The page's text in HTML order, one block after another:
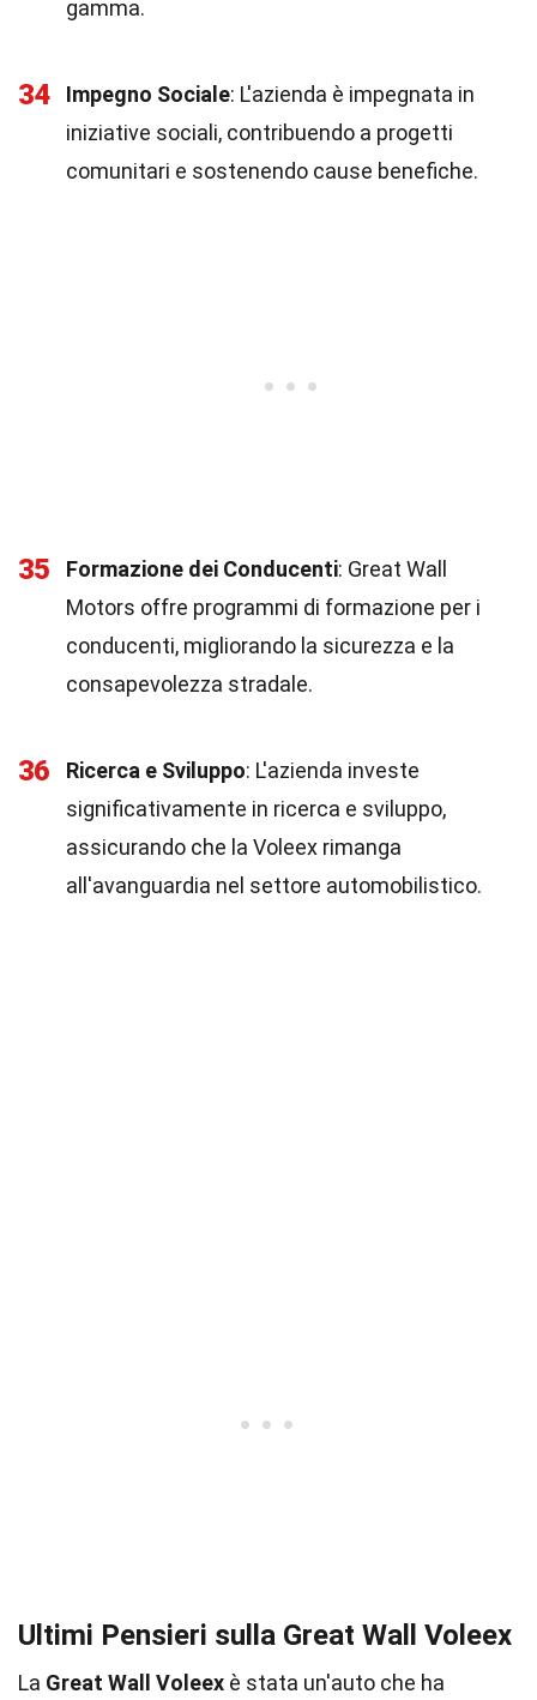
gamma.
34 Impegno Sociale: L'azienda è impegnata in
iniziative sociali, contribuendo a progetti
comunitari e sostenendo cause benefiche.
35 Formazione dei Conducenti: Great Wall
Motors offre programmi di formazione per i
conducenti, migliorando la sicurezza e la
consapevolezza stradale.
36 Ricerca e Sviluppo: L'azienda investe
significativamente in ricerca e sviluppo,
assicurando che la Voleex rimanga
all'avanguardia nel settore automobilistico.
Ultimi Pensieri sulla Great Wall Voleex
La Great Wall Voleex è stata un'auto che ha